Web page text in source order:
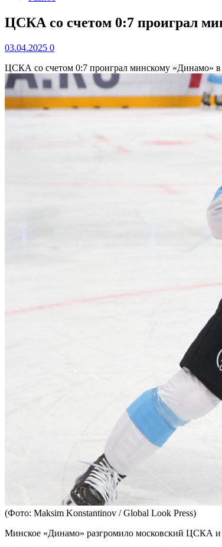
ЦСКА со счетом 0:7 проиграл
03.04.2025 0
ЦСКА со счетом 0:7 проиграл минскому «Динамо» в
(Фото: Maksim Konstantinov / Global Look Press)
Минское «Динамо» разгромило московский ЦСКА